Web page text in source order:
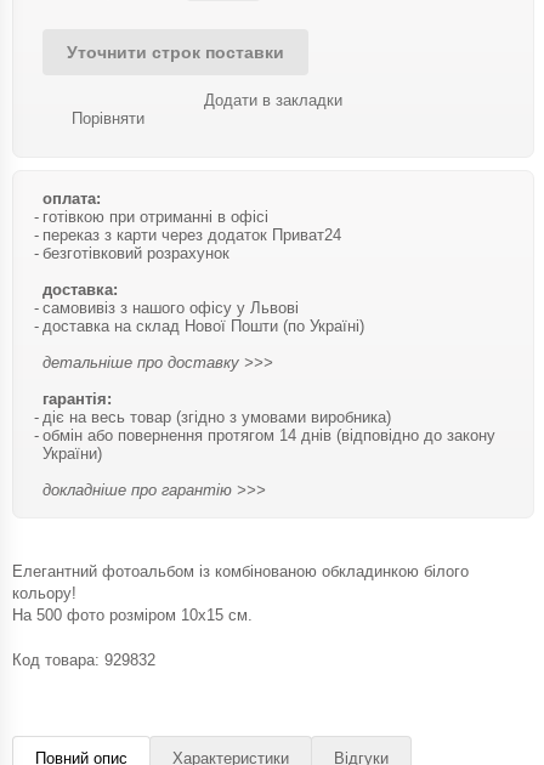
Уточнити строк поставки
Порівняти
Додати в закладки
оплата:
готівкою при отриманні в офісі
переказ з карти через додаток Приват24
безготівковий розрахунок
доставка:
самовивіз з нашого офісу у Львові
доставка на склад Нової Пошти (по Україні)
детальніше про доставку >>>
гарантія:
діє на весь товар (згідно з умовами виробника)
обмін або повернення протягом 14 днів (відповідно до закону
України)
докладніше про гарантію >>>
Елегантний фотоальбом із комбінованою обкладинкою білого
кольору!
На 500 фото розміром 10х15 см.
Код товара: 929832
Повний опис Характеристики Відгуки